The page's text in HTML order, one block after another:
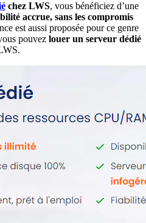
chez LWS, vous bénéficiez d’une
accrue, sans les compromis
est aussi proposée pour ce genre
pouvez louer un serveur dédié